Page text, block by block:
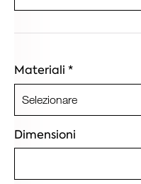
Materiali *
Dimensioni